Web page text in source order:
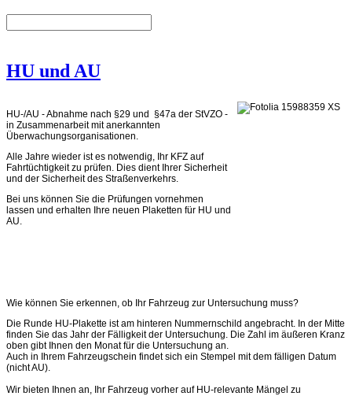
HU und AU
HU-/AU - Abnahme nach §29 und §47a der StVZO -
in Zusammenarbeit mit anerkannten
Überwachungsorganisationen.
Alle Jahre wieder ist es notwendig, Ihr KFZ auf
Fahrtüchtigkeit zu prüfen. Dies dient Ihrer Sicherheit
und der Sicherheit des Straßenverkehrs.
Bei uns können Sie die Prüfungen vornehmen
lassen und erhalten Ihre neuen Plaketten für HU und
AU.
Wie können Sie erkennen, ob Ihr Fahrzeug zur Untersuchung muss?
Die Runde HU-Plakette ist am hinteren Nummernschild angebracht. In der Mitte
finden Sie das Jahr der Fälligkeit der Untersuchung. Die Zahl im äußeren Kranz
oben gibt Ihnen den Monat für die Untersuchung an.
Auch in Ihrem Fahrzeugschein findet sich ein Stempel mit dem fälligen Datum
(nicht AU).
Wir bieten Ihnen an, Ihr Fahrzeug vorher auf HU-relevante Mängel zu